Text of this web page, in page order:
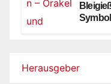
Herausgeber